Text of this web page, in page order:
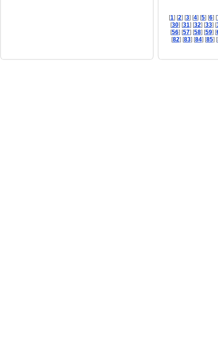
[1] [2] [3] [4] [5] [6] [
[30] [31] [32] [33] [
[56] [57] [58] [59] [
[82] [83] [84] [85] [